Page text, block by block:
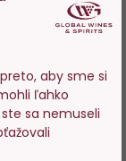
aby sme si
ľahko
sa nemuseli
s
18